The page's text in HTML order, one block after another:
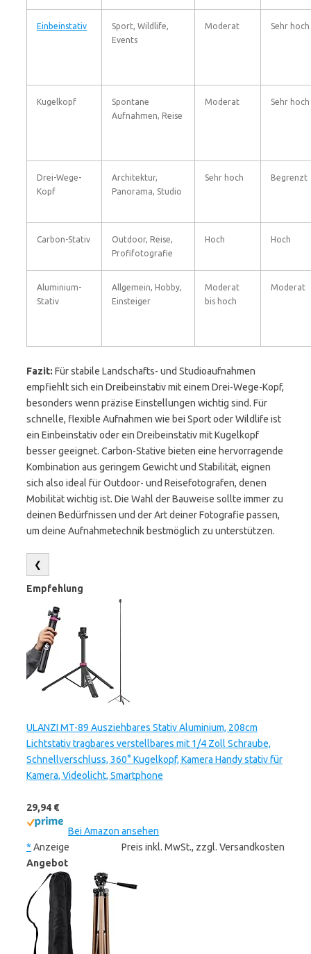
Einbeinstativ
Sport, Wildlife,
Events
Moderat Sehr hoch
Kugelkopf
Spontane
Aufnahmen, Reise
Moderat Sehr hoch
Drei-Wege-
Kopf
Architektur,
Panorama, Studio
Sehr hoch Begrenzt
Carbon-Stativ
Outdoor, Reise,
Profifotografie
Hoch Hoch
Aluminium-
Stativ
Allgemein, Hobby,
Einsteiger
Moderat
bis hoch
Moderat
Fazit: Für stabile Landschafts- und Studioaufnahmen
empfiehlt sich ein Dreibeinstativ mit einem Drei-Wege-Kopf,
besonders wenn präzise Einstellungen wichtig sind. Für
schnelle, flexible Aufnahmen wie bei Sport oder Wildlife ist
ein Einbeinstativ oder ein Dreibeinstativ mit Kugelkopf
besser geeignet. Carbon-Stative bieten eine hervorragende
Kombination aus geringem Gewicht und Stabilität, eignen
sich also ideal für Outdoor- und Reisefotografen, denen
Mobilität wichtig ist. Die Wahl der Bauweise sollte immer zu
deinen Bedürfnissen und der Art deiner Fotografie passen,
um deine Aufnahmetechnik bestmöglich zu unterstützen.
❮
Empfehlung
ULANZI MT-89 Ausziehbares Stativ Aluminium, 208cm
Lichtstativ tragbares verstellbares mit 1/4 Zoll Schraube,
Schnellverschluss, 360° Kugelkopf, Kamera Handy stativ für
Kamera, Videolicht, Smartphone
29,94 €
Bei Amazon ansehen
* Anzeige
Preis inkl. MwSt., zzgl. Versandkosten
Angebot